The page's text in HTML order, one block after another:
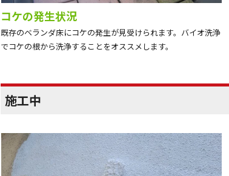
コケの発生状況
既存のベランダ床にコケの発生が見受けられます。バイオ洗浄
でコケの根から洗浄することをオススメします。
施工中